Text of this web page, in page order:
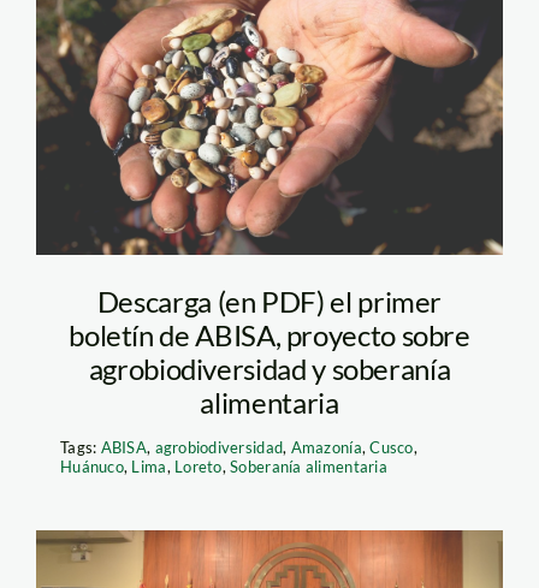
agrobiodiversidad-
tm-spda
Descarga (en PDF) el primer
boletín de ABISA, proyecto sobre
agrobiodiversidad y soberanía
alimentaria
Tags: ABISA, agrobiodiversidad, Amazonía,Cusco,
Huánuco, Lima, Loreto,Soberanía alimentaria